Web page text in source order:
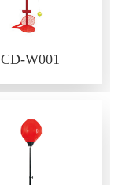
CD-W001